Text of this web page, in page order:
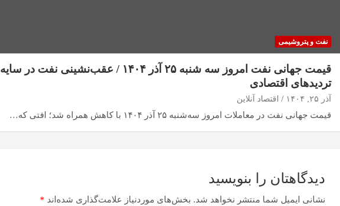
نفت و پتروشیمی
قیمت جهانی نفت امروز سه شنبه ۲۵ آذر ۱۴۰۴ / عقب‌نشینی نفت در سایه
تردیدهای اقتصادی
آذر ۲۵, ۱۴۰۴ اقتصاد آنلاین
قیمت جهانی نفت در معاملات امروز سه‌شنبه ۲۵ آذر ۱۴۰۴ با کاهش همراه شد؛ افتی که…
دیدگاهتان را بنویسید
نشانی ایمیل شما منتشر نخواهد شد. بخش‌های موردنیاز علامت‌گذاری شده‌اند *